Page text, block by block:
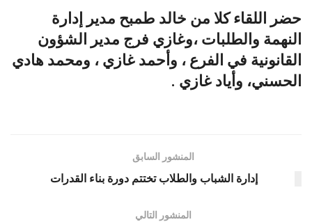
حضر اللقاء كلا من خالد طمبح مدير إدارة
النهمة والطلبات ،وغازي فرج مدير الشؤون
القانونية في الفرع ، وأحمد غازي ، ومحمد هادي
الحسني، وأياد غازي .
المنشور السابق
إدارة الشباب والطلاب تختتم دورة بناء القدرات
المنشور التالي